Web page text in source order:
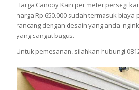
Harga Canopy Kain per meter persegi
harga Rp 650.000 sudah termasuk biaya
rancang dengan desain yang anda
yang sangat bagus.
Untuk pemesanan, silahkan hubungi